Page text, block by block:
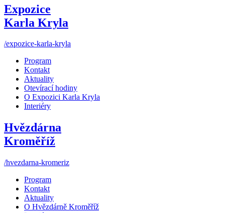
Expozice
Karla Kryla
/expozice-karla-kryla
Program
Kontakt
Aktuality
Otevírací hodiny
O Expozici Karla Kryla
Interiéry
Hvězdárna
Kroměříž
/hvezdarna-kromeriz
Program
Kontakt
Aktuality
O Hvězdárně Kroměříž